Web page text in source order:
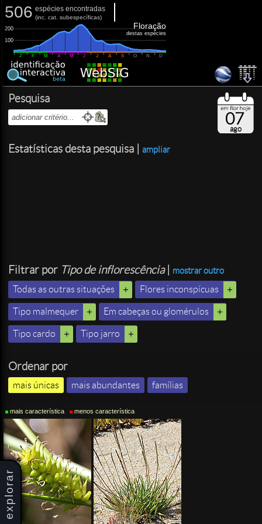
explorar
506 espécies encontradas
(inc. cat. subespecíficas)
100
200
J F M A M J J A S O N D
Floração
destas espécies
Pesquisa
Estatísticas desta pesquisa | ampliar
Filtrar por Tipo de inflorescência|
mostrar outro
Todas as outras situações
Flores inconspícuas
Tipo malmequer Em cabeças ou glomérulos
Tipo cardo Tipo jarro
07
ago
Ordenar por
mais únicas mais abundantes famílias
mais característica menos característica